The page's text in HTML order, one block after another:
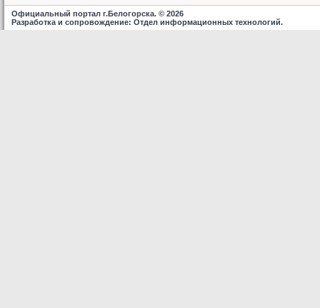
Официальный портал г.Белогорска. © 2026
Разработка и сопровождение: Отдел информационных технологий.